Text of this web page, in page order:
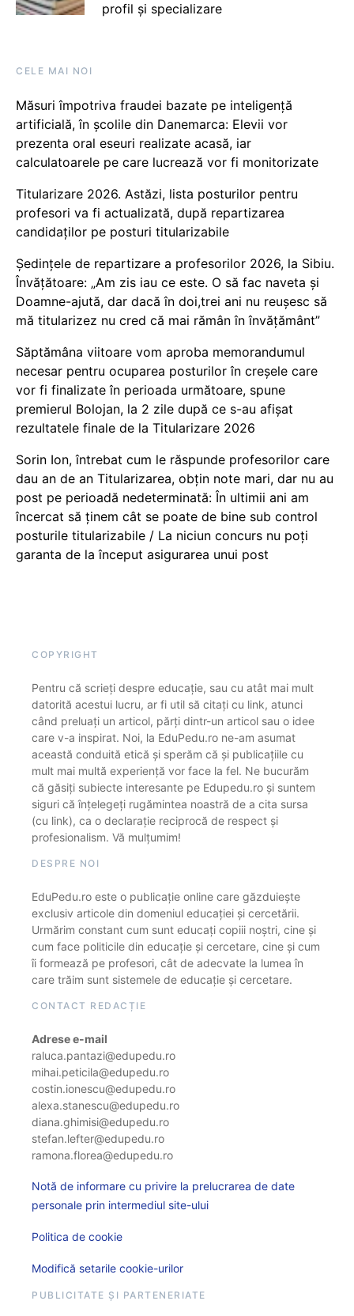
profil și specializare
CELE MAI NOI
Măsuri împotriva fraudei bazate pe inteligență
artificială, în școlile din Danemarca: Elevii vor
prezenta oral eseuri realizate acasă, iar
calculatoarele pe care lucrează vor fi monitorizate
Titularizare 2026. Astăzi, lista posturilor pentru
profesori va fi actualizată, după repartizarea
candidaților pe posturi titularizabile
Ședințele de repartizare a profesorilor 2026, la Sibiu.
Învățătoare: „Am zis iau ce este. O să fac naveta și
Doamne-ajută, dar dacă în doi,trei ani nu reușesc să
mă titularizez nu cred că mai rămân în învățământ”
Săptămâna viitoare vom aproba memorandumul
necesar pentru ocuparea posturilor în creșele care
vor fi finalizate în perioada următoare, spune
premierul Bolojan, la 2 zile după ce s-au afișat
rezultatele finale de la Titularizare 2026
Sorin Ion, întrebat cum le răspunde profesorilor care
dau an de an Titularizarea, obțin note mari, dar nu au
post pe perioadă nedeterminată: În ultimii ani am
încercat să ținem cât se poate de bine sub control
posturile titularizabile / La niciun concurs nu poți
garanta de la început asigurarea unui post
COPYRIGHT
Pentru că scrieți despre educație, sau cu atât mai mult
datorită acestui lucru, ar fi util să citați cu link, atunci
când preluați un articol, părți dintr-un articol sau o idee
care v-a inspirat. Noi, la EduPedu.ro ne-am asumat
această conduită etică și sperăm că și publicațiile cu
mult mai multă experiență vor face la fel. Ne bucurăm
că găsiți subiecte interesante pe Edupedu.ro și suntem
siguri că înțelegeți rugămintea noastră de a cita sursa
(cu link), ca o declarație reciprocă de respect și
profesionalism. Vă mulțumim!
DESPRE NOI
EduPedu.ro este o publicație online care găzduiește
exclusiv articole din domeniul educației și cercetării.
Urmărim constant cum sunt educați copiii noștri, cine și
cum face politicile din educație și cercetare, cine și cum
îi formează pe profesori, cât de adecvate la lumea în
care trăim sunt sistemele de educație și cercetare.
CONTACT REDACȚIE
Adrese e-mail
raluca.pantazi@edupedu.ro
mihai.peticila@edupedu.ro
costin.ionescu@edupedu.ro
alexa.stanescu@edupedu.ro
diana.ghimisi@edupedu.ro
stefan.lefter@edupedu.ro
ramona.florea@edupedu.ro
Notă de informare cu privire la prelucrarea de date
personale prin intermediul site-ului
Politica de cookie
Modifică setarile cookie-urilor
PUBLICITATE ȘI PARTENERIATE